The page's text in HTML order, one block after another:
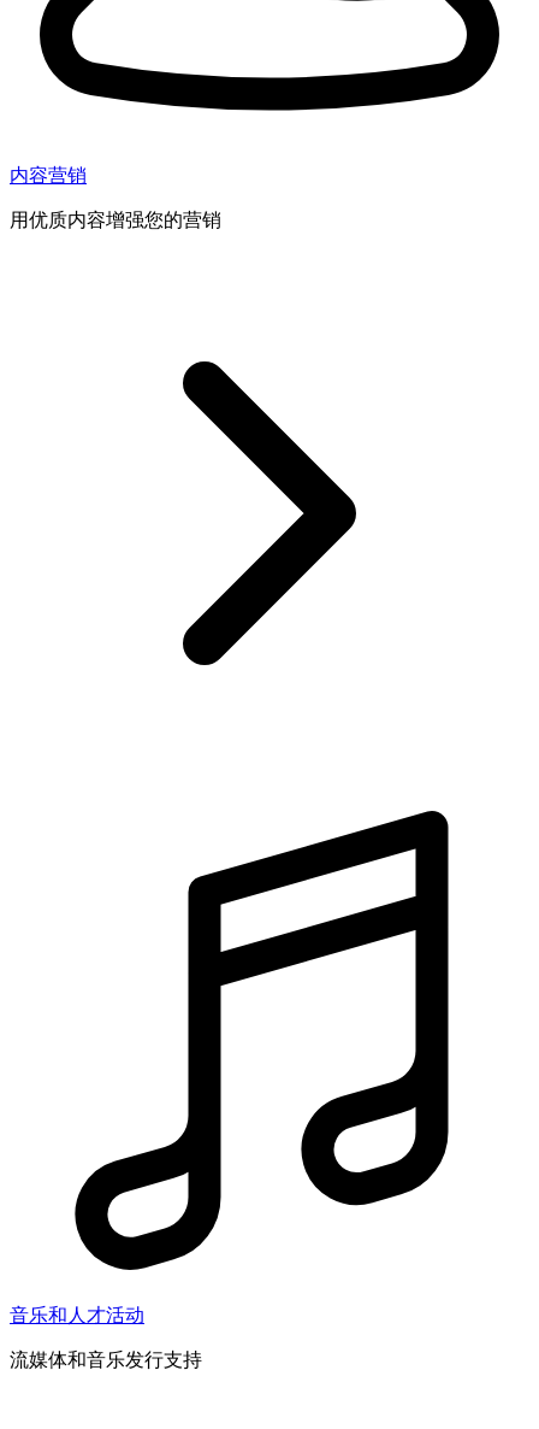
内容营销
用优质内容增强您的营销
音乐和人才活动
流媒体和音乐发行支持